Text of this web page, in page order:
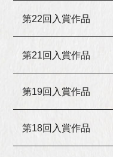
第22回入賞作品
第21回入賞作品
第19回入賞作品
第18回入賞作品